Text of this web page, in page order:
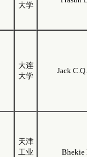
大学
大连
大学
Jack
天津
工业
Bhekie